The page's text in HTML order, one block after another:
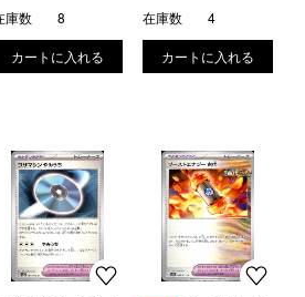
庫数 8 在庫数 4